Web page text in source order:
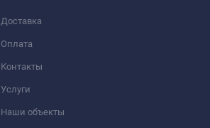
Доставка
Оплата
Контакты
Услуги
Наши объекты